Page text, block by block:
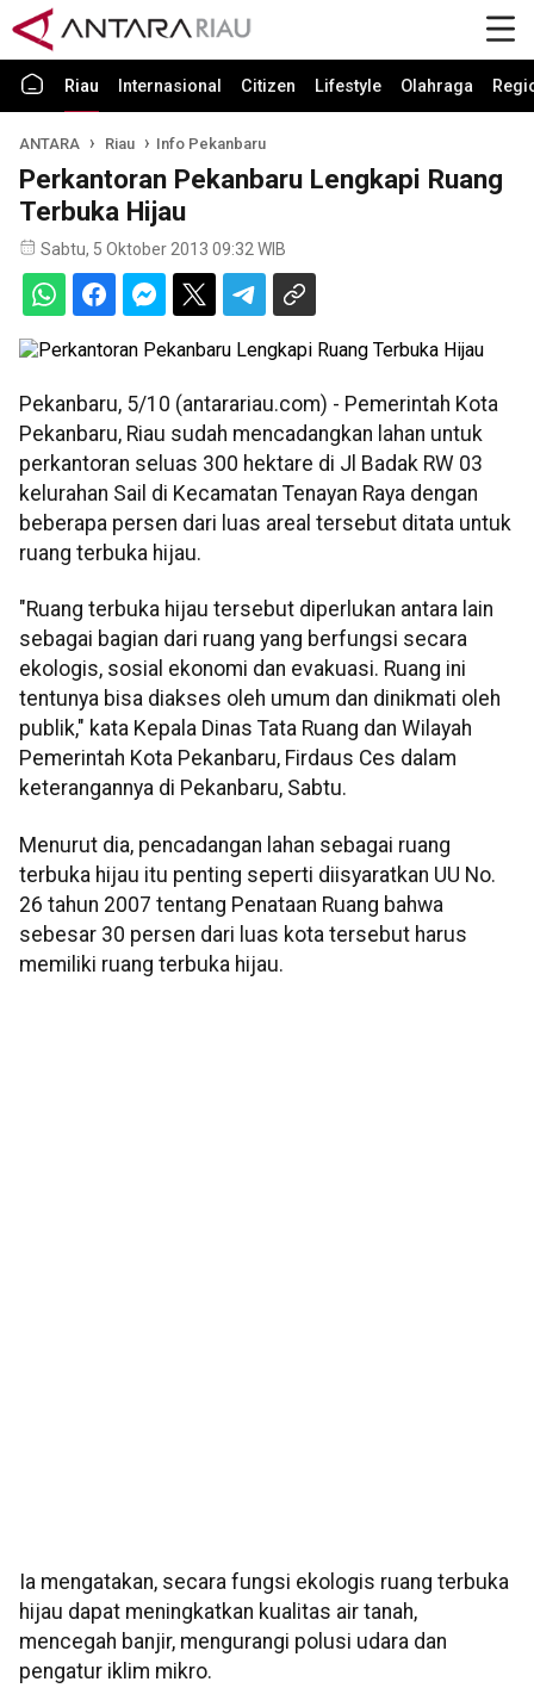
Riau Internasional Citizen Lifestyle Olahraga
ANTARA Riau Info Pekanbaru
Perkantoran Pekanbaru Lengkapi Ruang
Terbuka Hijau
Sabtu, 5 Oktober 2013 09:32 WIB
Pekanbaru, 5/10 (antarariau.com) - Pemerintah Kota
Pekanbaru, Riau sudah mencadangkan lahan untuk
perkantoran seluas 300 hektare di Jl Badak RW 03
kelurahan Sail di Kecamatan Tenayan Raya dengan
beberapa persen dari luas areal tersebut ditata untuk
ruang terbuka hijau.
"Ruang terbuka hijau tersebut diperlukan antara lain
sebagai bagian dari ruang yang berfungsi secara
ekologis, sosial ekonomi dan evakuasi. Ruang ini
tentunya bisa diakses oleh umum dan dinikmati oleh
publik," kata Kepala Dinas Tata Ruang dan Wilayah
Pemerintah Kota Pekanbaru, Firdaus Ces dalam
keterangannya di Pekanbaru, Sabtu.
Menurut dia, pencadangan lahan sebagai ruang
terbuka hijau itu penting seperti diisyaratkan UU No.
26 tahun 2007 tentang Penataan Ruang bahwa
sebesar 30 persen dari luas kota tersebut harus
memiliki ruang terbuka hijau.
Ia mengatakan, secara fungsi ekologis ruang terbuka
hijau dapat meningkatkan kualitas air tanah,
mencegah banjir, mengurangi polusi udara dan
pengatur iklim mikro.